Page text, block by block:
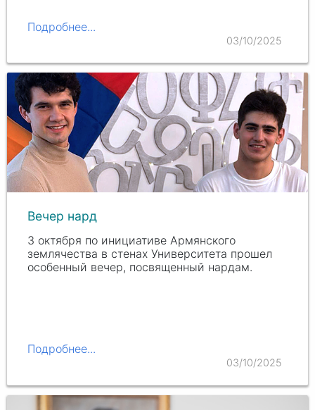
Подробнее...
03/10/2025
Вечер нард
3 октября по инициативе Армянского
землячества в стенах Университета прошел
особенный вечер, посвященный нардам.
Подробнее...
03/10/2025